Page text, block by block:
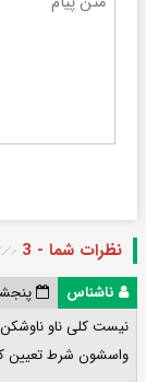
نظرات شما - 3
ناشناس
پنجشنبه ۷ خرداد
نیست کلی ناو
واسشون شرط تعیین